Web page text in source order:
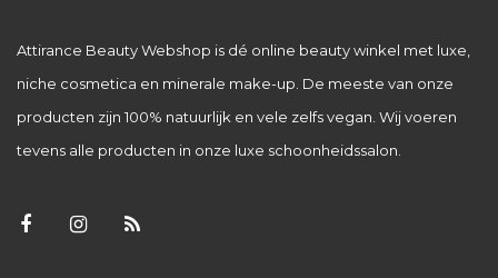
Attirance Beauty Webshop is dé online beauty winkel met luxe,
niche cosmetica en minerale make-up. De meeste van onze
producten zijn 100% natuurlijk en vele zelfs vegan. Wij voeren
tevens alle producten in onze luxe schoonheidssalon.